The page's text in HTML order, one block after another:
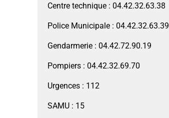
Centre technique : 04.42.32.63.38
Police Municipale : 04.42.32.63.39
Gendarmerie : 04.42.72.90.19
Pompiers : 04.42.32.69.70
Urgences : 112
SAMU : 15